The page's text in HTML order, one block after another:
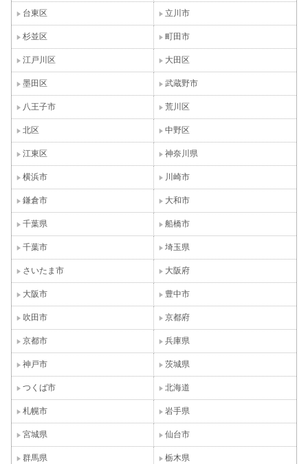
台東区 立川市
杉並区 町田市
江戸川区 大田区
墨田区 武蔵野市
八王子市 荒川区
北区 中野区
江東区 神奈川県
横浜市 川崎市
鎌倉市 大和市
千葉県 船橋市
千葉市 埼玉県
さいたま市 大阪府
大阪市 豊中市
吹田市 京都府
京都市 兵庫県
神戸市 茨城県
つくば市 北海道
札幌市 岩手県
宮城県 仙台市
群馬県 栃木県